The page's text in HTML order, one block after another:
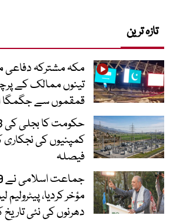
تازہ ترین
مکہ مشترکہ دفاعی
تینوں ممالک کے
قمقموں سے جگمگا
کمپنیوں کی نجکاری
فیصلہ
مؤخر کردیا،
دھرنوں کی نئی تاریخ